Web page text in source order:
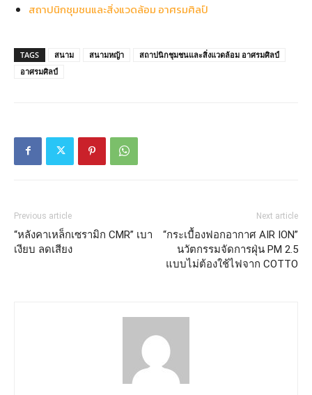
สถาปนิกชุมชนและสิ่งแวดล้อม อาศรมศิลป์
TAGS สนาม สนามหญ้า
สถาปนิกชุมชนและสิ่งแวดล้อม อาศรมศิลป์
อาศรมศิลป์
Previous article
“หลังคาเหล็กเซรามิก CMR” เบา
เงียบ ลดเสียง
Next article
“กระเบื้องฟอกอากาศ AIR ION”
นวัตกรรมจัดการฝุ่น PM 2.5
แบบไม่ต้องใช้ไฟจาก COTTO